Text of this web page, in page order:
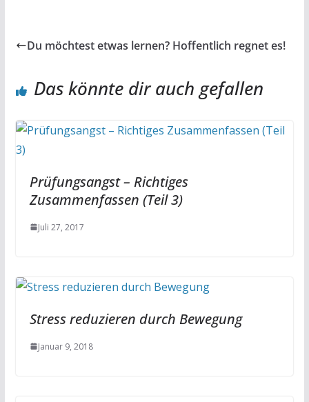
Du möchtest etwas lernen? Hoffentlich regnet es!
Das könnte dir auch gefallen
Prüfungsangst – Richtiges
Zusammenfassen (Teil 3)
Juli 27, 2017
Stress reduzieren durch Bewegung
Januar 9, 2018